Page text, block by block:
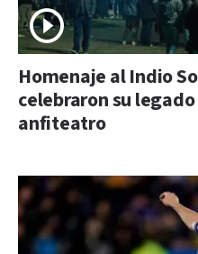
Homenaje al Indio
celebraron su
anfiteatro